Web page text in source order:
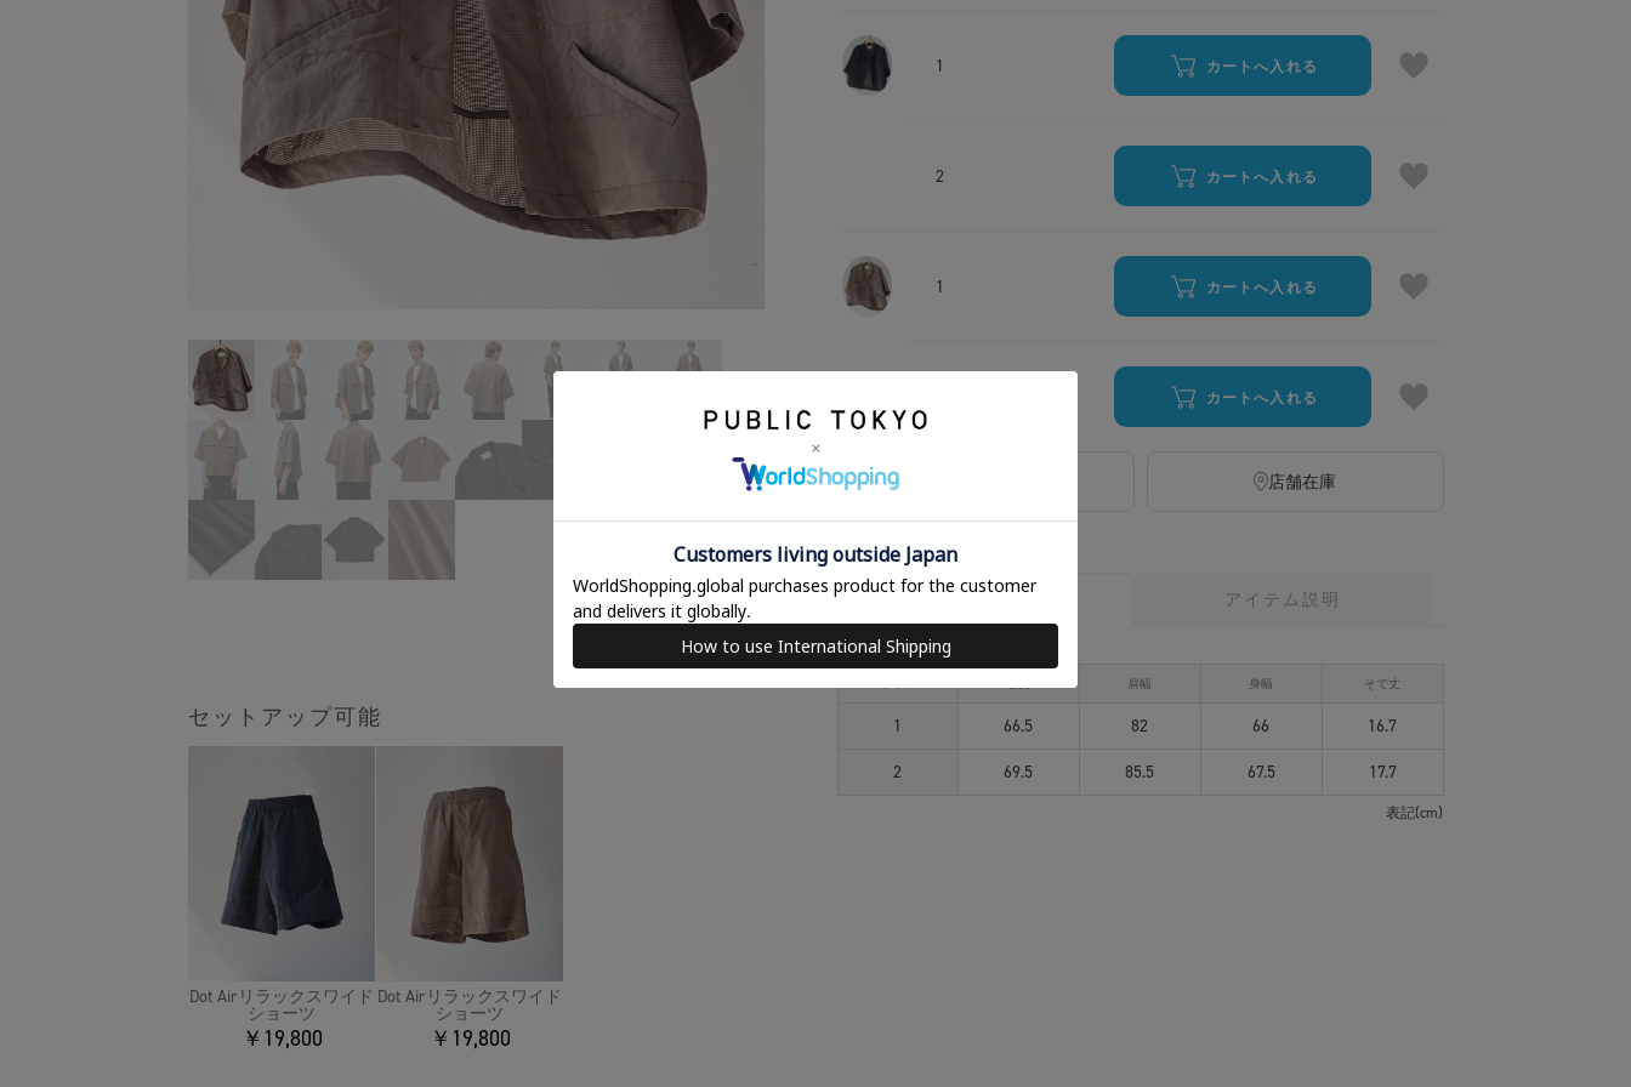
セットアップ可能
Dot Airリラックスワイド
ショーツ
￥19,800
Dot Airリラックスワイド
ショーツ
￥19,800
1 カートへ入れる
2 カートへ入れる
1 カートへ入れる
カートへ入れる
店舗在庫
アイテムサイズ アイテム説明
肩幅 身幅 そで丈
1 66.5 82 66
16.7
2
69.5 85.5 67.5 17.7
表記(cm)